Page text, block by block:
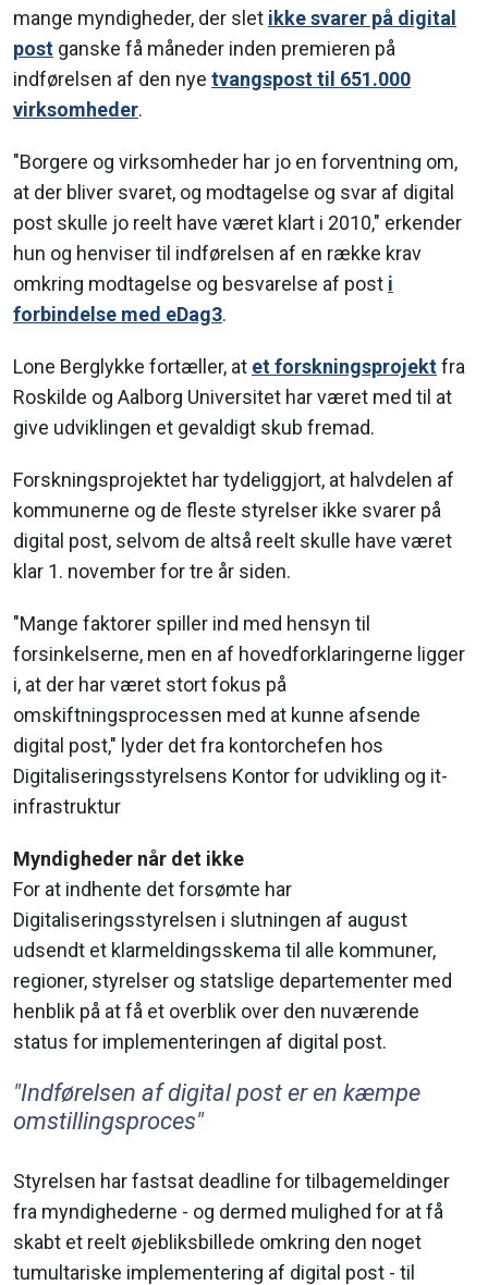
mange myndigheder, der slet ikke svarer på digital
post ganske få måneder inden premieren på
indførelsen af den nye tvangspost til 651.000
virksomheder.
"Borgere og virksomheder har jo en forventning om,
at der bliver svaret, og modtagelse og svar af digital
post skulle jo reelt have været klart i 2010," erkender
hun og henviser til indførelsen af en række krav
omkring modtagelse og besvarelse af post i
forbindelse med eDag3.
Lone Berglykke fortæller, at et forskningsprojektfra
Roskilde og Aalborg Universitet har været med til at
give udviklingen et gevaldigt skub fremad.
Forskningsprojektet har tydeliggjort, at halvdelen af
kommunerne og de fleste styrelser ikke svarer på
digital post, selvom de altså reelt skulle have været
klar 1. november for tre år siden.
"Mange faktorer spiller ind med hensyn til
forsinkelserne, men en af hovedforklaringerne ligger
i, at der har været stort fokus på
omskiftningsprocessen med at kunne afsende
digital post," lyder det fra kontorchefen hos
Digitaliseringsstyrelsens Kontor for udvikling og it-
infrastruktur
Myndigheder når det ikke
For at indhente det forsømte har
Digitaliseringsstyrelsen i slutningen af august
udsendt et klarmeldingsskema til alle kommuner,
regioner, styrelser og statslige departementer med
henblik på at få et overblik over den nuværende
status for implementeringen af digital post.
"Indførelsen af digital post er en kæmpe
omstillingsproces"
Styrelsen har fastsat deadline for tilbagemeldinger
fra myndighederne - og dermed mulighed for at få
skabt et reelt øjebliksbillede omkring den noget
tumultariske implementering af digital post - til